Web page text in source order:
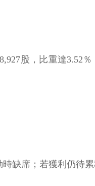
股，比重達3.52
缺席；若獲利仍待累